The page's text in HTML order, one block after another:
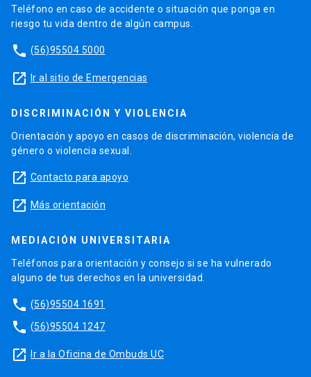
Teléfono en caso de accidente o situación que ponga en
riesgo tu vida dentro de algún campus.
phone (56)95504 5000
launch Ir al sitio de Emergencias
DISCRIMINACIÓN Y VIOLENCIA
Orientación y apoyo en casos de discriminación, violencia de
género o violencia sexual.
launch Contacto para apoyo
launch Más orientación
MEDIACIÓN UNIVERSITARIA
Teléfonos para orientación y consejo si se ha vulnerado
alguno de tus derechos en la universidad.
phone (56)95504 1691
phone (56)95504 1247
launch Ir a la Oficina de Ombuds UC